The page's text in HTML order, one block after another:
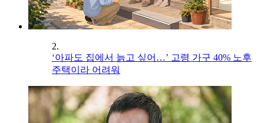
2.
‘아파도 집에서 늙고 싶어…’ 고령 가구 40% 노후
주택이라 어려워